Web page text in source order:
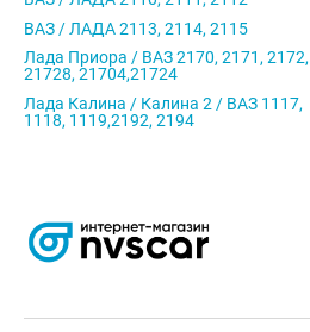
ВАЗ / ЛАДА 2113, 2114, 2115
Лада Приора / ВАЗ 2170, 2171, 2172,
21728, 21704,21724
Лада Калина / Калина 2 / ВАЗ 1117,
1118, 1119,2192, 2194